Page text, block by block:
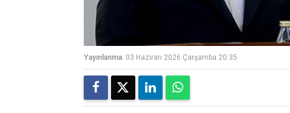
Yayınlanma: 03 Haziran 2026 Çarşamba 20:35